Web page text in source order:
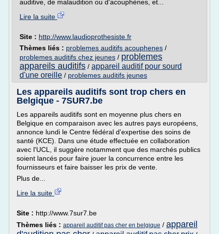
auditive, de malaudition ou d'acouphènes, et...
Lire la suite
Site : http://www.laudioprothesiste.fr
Thèmes liés : problemes auditifs acouphenes /
problemes auditifs chez jeunes / problemes
appareils auditifs / appareil auditif pour sourd
d'une oreille / problemes auditifs jeunes
Les appareils auditifs sont trop chers en
Belgique - 7SUR7.be
Les appareils auditifs sont en moyenne plus chers en
Belgique en comparaison avec les autres pays européens,
annonce lundi le Centre fédéral d'expertise des soins de
santé (KCE). Dans une étude effectuée en collaboration
avec l'UCL, il suggère notamment que des marchés publics
soient lancés pour faire jouer la concurrence entre les
fournisseurs et faire baisser les prix de vente.
Plus de...
Lire la suite
Site : http://www.7sur7.be
Thèmes liés : appareil auditif pas cher en belgique / appareil